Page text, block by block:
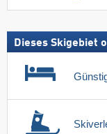
Dieses Skigebiet